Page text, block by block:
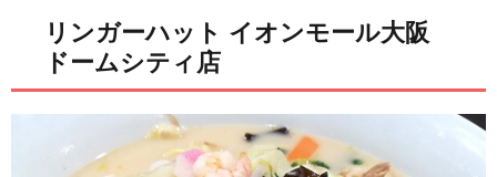
リンガーハット イオンモール大阪
ドームシティ店